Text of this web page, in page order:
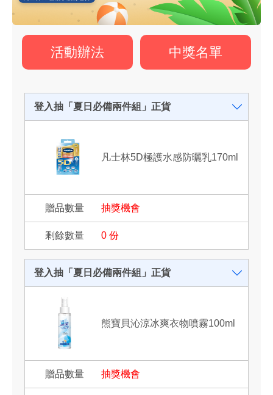
活動辦法 中獎名單
登入抽「夏日必備兩件組」正貨
凡士林5D極護水感防曬乳170ml
抽獎機會
0 份
登入抽「夏日必備兩件組」正貨
熊寶貝沁涼冰爽衣物噴霧100ml
抽獎機會